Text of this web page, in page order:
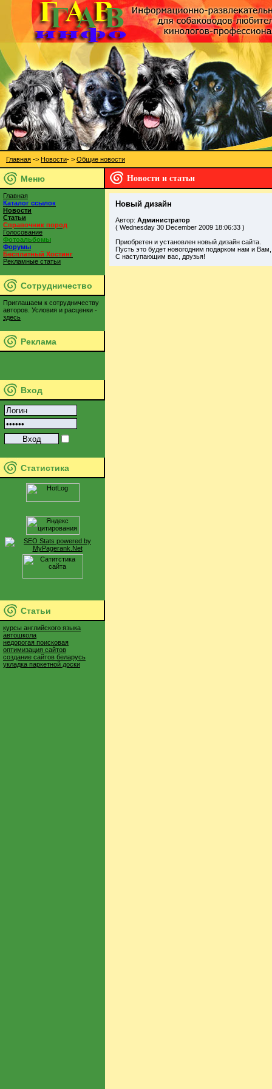
Главная -> Новости- > Общие новости
Меню
Главная
Каталог ссылок
Новости
Статьи
Справочник пород
Голосование
Фотоальбомы
Форумы
Бесплатный Хостинг
Рекламные статьи
Сотрудничество
Приглашаем к сотрудничеству
авторов. Условия и расценки -
здесь
Реклама
Вход
Статистика
Статьи
курсы английского языка
автошкола
недорогая поисковая
оптимизация сайтов
создание сайтов беларусь
укладка паркетной доски
Новости и статьи
Новый дизайн
Автор: Администратор
( Wednesday 30 December 2009 18:06:33 )
Приобретен и установлен новый дизайн сайта.
Пусть это будет новогодним подарком нам и
С наступающим вас, друзья!